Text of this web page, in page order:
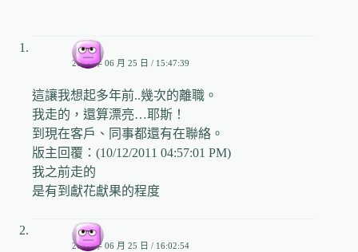
小兒
2009 年 06 月 25 日 / 15:47:39
這讓我想起多年前..幾次的離職。
我走的，還算漂亮…耶斯！
到現在客戶、同事都還有在聯絡。
版主回覆：(10/12/2011 04:57:01 PM)
我之前走的
是有到獻花獻果的程度
小娘
2009 年 06 月 25 日 / 16:02:54